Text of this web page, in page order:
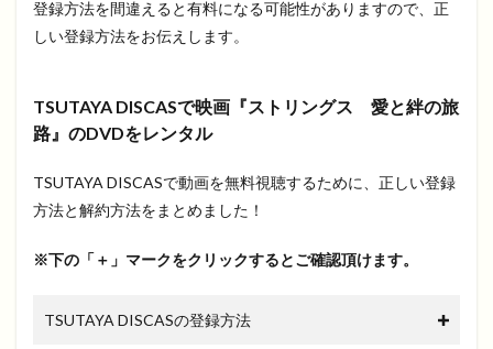
登録方法を間違えると有料になる可能性がありますので、正
しい登録方法をお伝えします。
TSUTAYA DISCASで映画『ストリングス 愛と絆の旅
路』のDVDをレンタル
TSUTAYA DISCASで動画を無料視聴するために、正しい登録
方法と解約方法をまとめました！
※下の「＋」マークをクリックするとご確認頂けます。
TSUTAYA DISCASの登録方法